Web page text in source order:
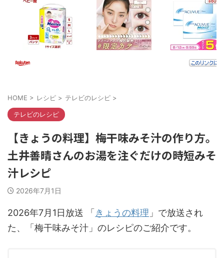
HOME > レシピ > テレビのレシピ >
テレビのレシピ
【きょうの料理】梅干味みそ汁の作り方。
土井善晴さんのお湯を注ぐだけの時短みそ
汁レシピ
2026年7月1日
2026年7月1日放送 「 きょうの料理 」で放送され
た、「梅干味みそ汁」のレシピのご紹介です。